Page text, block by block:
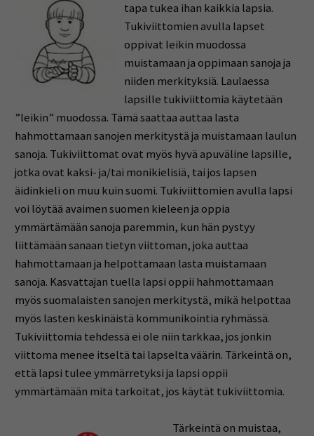
tapa tukea ihan kaikkia lapsia.
Tukiviittomien avulla lapset
oppivat leikin muodossa
muistamaan ja oppimaan sanoja ja
niiden merkityksiä. Laulaessa
lapsille tukiviittomia käytetään
”leikin” muodossa. Tämä saattaa auttaa lasta
hahmottamaan sanojen merkitystä ja muistamaan laulun
sanoja. Tukiviittomat ovat myös hyvä apuväline lapsille,
jotka ovat kaksi- ja/tai monikielisiä, tai jos lapsen
äidinkieli on muu kuin suomi. Tukiviittomien avulla lapsi
voi löytää avaimen suomen kieleen ja oppia
ymmärtämään sanoja paremmin, kun hän pystyy
liittämään sanaan tietyn viittoman, joka auttaa
hahmottamaan ja helpottamaan lasta muistamaan
sanoja. Kasvattajan tuella lapsi oppii hahmottamaan
myös suomalaisten sanojen merkitystä, mikä helpottaa
myös lasten keskinäistä kommunikointia ryhmässä.
Tukiviittomia tehdessä ei ole niin tarkkaa, jos jonkin
viittoma menee itseltä tai lapselta väärin. Tärkeintä on,
että lapsi tulee ymmärretyksi ja lapsi oppii
ymmärtämään mitä tarkoitat, jos käytät tukiviittomia.
Tärkeintä on muistaa,